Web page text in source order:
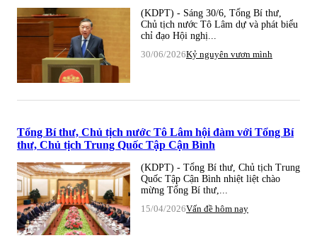
(KDPT) - Sáng 30/6, Tổng Bí thư,
Chủ tịch nước Tô Lâm dự và phát biểu
chỉ đạo Hội nghị...
30/06/2026Kỷ nguyên vươn mình
Tổng Bí thư, Chủ tịch nước Tô Lâm hội đàm với Tổng Bí
thư, Chủ tịch Trung Quốc Tập Cận Bình
(KDPT) - Tổng Bí thư, Chủ tịch Trung
Quốc Tập Cận Bình nhiệt liệt chào
mừng Tổng Bí thư,...
15/04/2026Vấn đề hôm nay